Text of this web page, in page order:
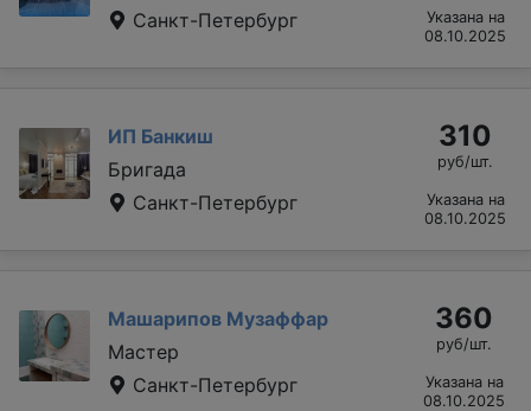
Санкт-Петербург
Указана на
08.10.2025
ИП Банкиш
Бригада
Санкт-Петербург
310
руб/шт.
Указана на
08.10.2025
Машарипов Музаффар
Мастер
Санкт-Петербург
360
руб/шт.
Указана на
08.10.2025